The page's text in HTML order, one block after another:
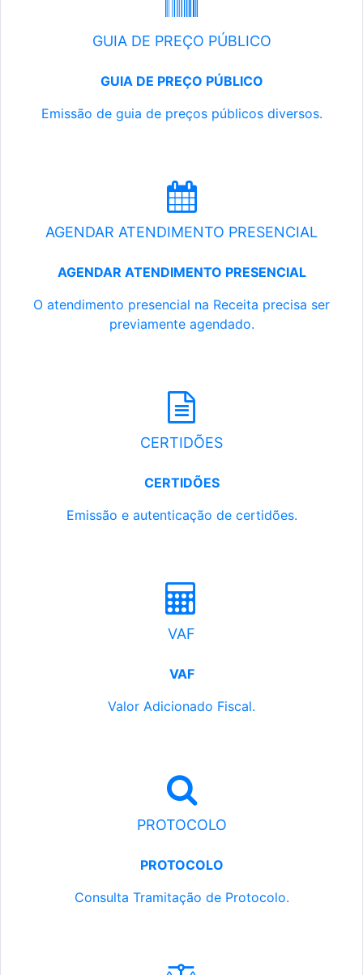
GUIA DE PREÇO PÚBLICO
GUIA DE PREÇO PÚBLICO
Emissão de guia de preços públicos diversos.
AGENDAR ATENDIMENTO PRESENCIAL
AGENDAR ATENDIMENTO PRESENCIAL
O atendimento presencial na Receita precisa ser
previamente agendado.
CERTIDÕES
CERTIDÕES
Emissão e autenticação de certidões.
VAF
VAF
Valor Adicionado Fiscal.
PROTOCOLO
PROTOCOLO
Consulta Tramitação de Protocolo.